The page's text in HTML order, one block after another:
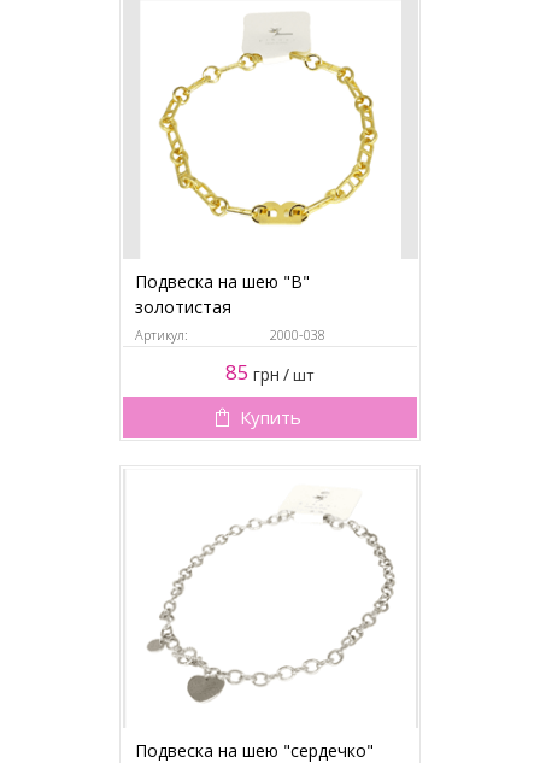
Подвеска на шею "В"
золотистая
Артикул: 2000-038
85 грн /шт
Купить
Подвеска на шею "сердечко"